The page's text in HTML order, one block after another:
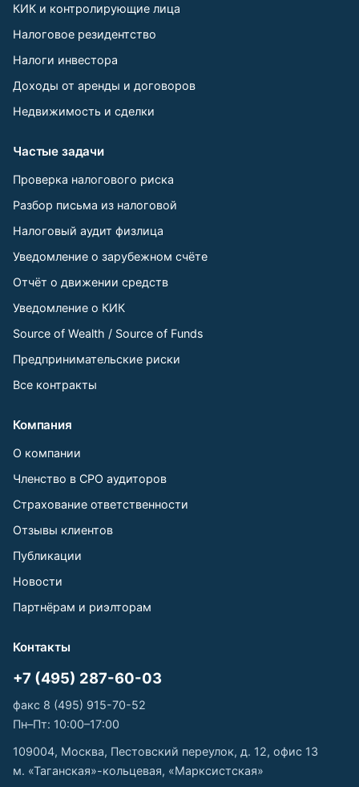
КИК и контролирующие лица
Налоговое резидентство
Налоги инвестора
Доходы от аренды и договоров
Недвижимость и сделки
Частые задачи
Проверка налогового риска
Разбор письма из налоговой
Налоговый аудит физлица
Уведомление о зарубежном счёте
Отчёт о движении средств
Уведомление о КИК
Source of Wealth / Source of Funds
Предпринимательские риски
Все контракты
Компания
О компании
Членство в СРО аудиторов
Страхование ответственности
Отзывы клиентов
Публикации
Новости
Партнёрам и риэлторам
Контакты
+7 (495) 287-60-03
факс 8 (495) 915-70-52
Пн–Пт: 10:00–17:00
109004, Москва, Пестовский переулок, д. 12, офис 13
м. «Таганская»-кольцевая, «Марксистская»